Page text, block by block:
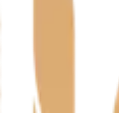
olemas või see on